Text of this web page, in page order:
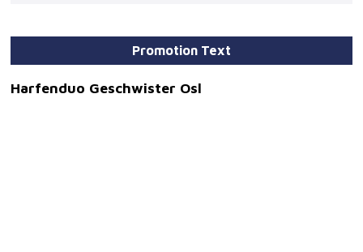
Promotion Text
Harfenduo Geschwister Osl